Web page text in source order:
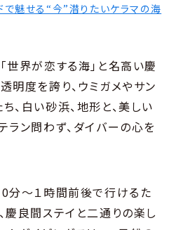
で魅せる“今”潜りたいケラマの海
世界が恋する海」と名高い慶
明度を誇り、ウミガメやサン
、白い砂浜、地形と、美しい
ラン問わず、ダイバーの心を
分〜１時間前後で行けるた
慶良間ステイと二通りの楽し